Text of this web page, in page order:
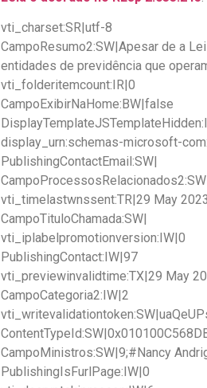
vti_charset:SR|utf-8
CampoResumo2:SW|Apesar de a
entidades de previdência que
vti_folderitemcount:IR|0
CampoExibirNaHome:BW|false
display_urn:schemas-microsoft-
PublishingContactEmail:SW|
vti_timelastwnssent:TR|29 May
CampoTituloChamada:SW|
vti_iplabelpromotionversion:IW|0
PublishingContact:IW|97
vti_previewinvalidtime:TX|29 May
CampoCategoria2:IW|2
CampoMinistros:SW|9;#Nancy
PublishingIsFurlPage:IW|0